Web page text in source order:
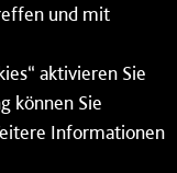
Dort erhalten Sie
bzw. zu
und mit
aktivieren Sie
können Sie
Informationen